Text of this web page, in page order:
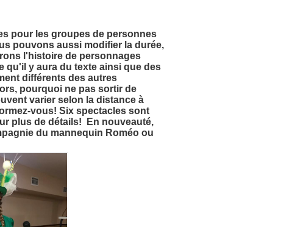
pour les groupes de personnes
pouvons aussi modifier la durée,
l'histoire de personnages
qu'il y aura du texte ainsi que des
différents des autres
pourquoi ne pas sortir de
varier selon la distance à
vous! Six spectacles sont
plus de détails! En nouveauté,
du mannequin Roméo ou